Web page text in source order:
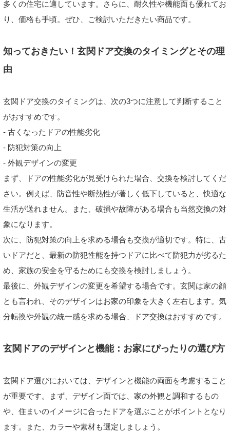
多くの住宅に適しています。さらに、耐久性や機能面も優れてお
り、価格も手頃。ぜひ、ご検討いただきたい商品です。
知っておきたい！玄関ドア交換のタイミングとその理
由
玄関ドア交換のタイミングは、次の3つに注意して判断すること
がおすすめです。
- 古くなったドアの性能劣化
- 防犯対策の向上
- 外観デザインの変更
まず、ドアの性能劣化が見受けられた場合、交換を検討してくだ
さい。例えば、防音性や断熱性が著しく低下していると、快適な
生活が送れません。また、破損や故障がある場合も当然交換の対
象になります。
次に、防犯対策の向上を求める場合も交換が適切です。特に、古
いドアだと、最新の防犯性能を持つドアに比べて防犯力が劣るた
め、家族の安全を守るためにも交換を検討しましょう。
最後に、外観デザインの変更を希望する場合です。玄関は家の顔
とも言われ、そのデザインはお家の印象を大きく左右します。気
分転換や外観の統一感を求める場合、ドア交換はおすすめです。
玄関ドアのデザインと機能：お家にぴったりの選び方
玄関ドア選びにおいては、デザインと機能の両面を考慮すること
が重要です。まず、デザイン面では、家の外観と調和するもの
や、住まいのイメージに合ったドアを選ぶことがポイントとなり
ます。また、カラーや素材も選定しましょう。